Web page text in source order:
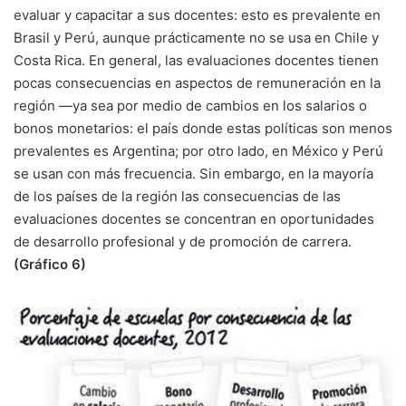
evaluar y capacitar a sus docentes: esto es prevalente en
Brasil y Perú, aunque prácticamente no se usa en Chile y
Costa Rica. En general, las evaluaciones docentes tienen
pocas consecuencias en aspectos de remuneración en la
región —ya sea por medio de cambios en los salarios o
bonos monetarios: el país donde estas políticas son menos
prevalentes es Argentina; por otro lado, en México y Perú
se usan con más frecuencia. Sin embargo, en la mayoría
de los países de la región las consecuencias de las
evaluaciones docentes se concentran en oportunidades
de desarrollo profesional y de promoción de carrera.
(Gráfico 6)